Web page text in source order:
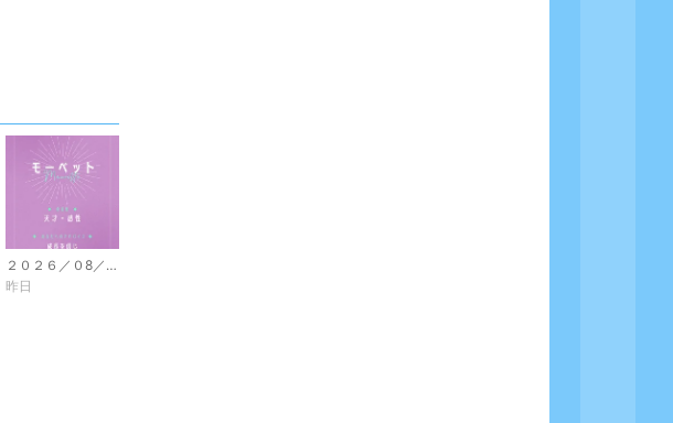
２０２６／０8／0７ 今日のラッキーカラー
昨日